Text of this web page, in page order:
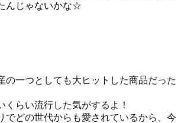
んじゃないかな☆
の一つとしても大ヒットした商品だった
くらい流行した気がするよ！
でどの世代からも愛されているから、今